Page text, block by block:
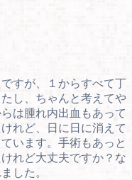
すが、１からすべて丁
し、ちゃんと考えてや
は腫れ内出血もあって
れど、日に日に消えて
います。手術もあっと
れど大丈夫ですか？な
した。